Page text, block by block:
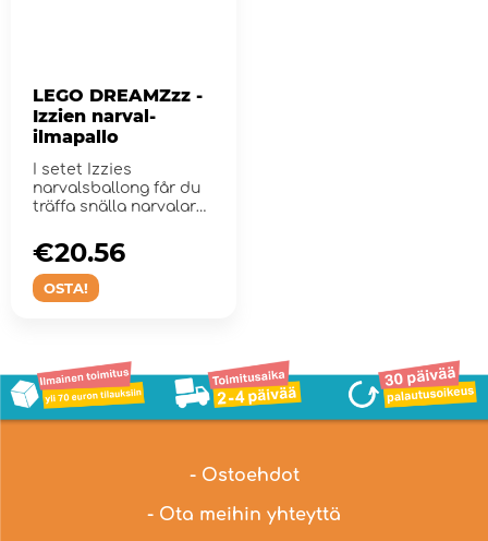
LEGO DREAMZzz -
Izzien narval-
ilmapallo
I setet Izzies
narvalsballong får du
träffa snälla narvalar
OSTA!
€20.56
- Ostoehdot
- Ota meihin yhteyttä